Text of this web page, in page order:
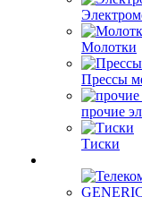
Молотки
Прессы
прочие
Тиски